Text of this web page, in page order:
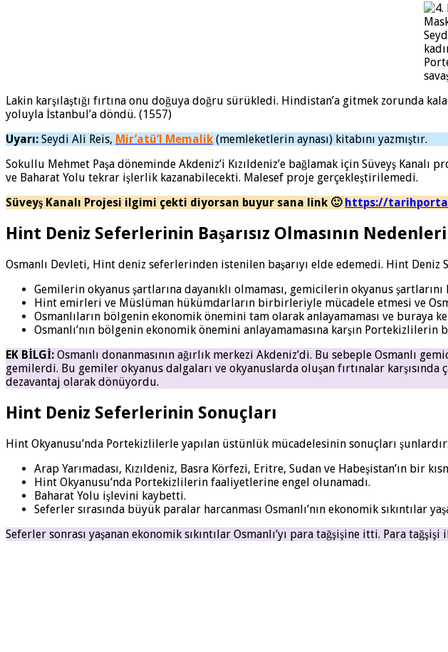
Lakin karşılaştığı fırtına onu doğuya doğru sürükledi. Hindistan’a gitmek zorunda
yoluyla İstanbul’a döndü. (1557)
Uyarı: Seydi Ali Reis, Mir’atü’l Memalik (memleketlerin aynası) kitabını yazmıştır.
Sokullu Mehmet Paşa döneminde Akdeniz’i Kızıldeniz’e bağlamak için Süveyş Kanalı
ve Baharat Yolu tekrar işlerlik kazanabilecekti. Malesef proje gerçekleştirilemedi.
Süveyş Kanalı Projesi ilgimi çekti diyorsan buyur sana link 🙂 https://
Hint Deniz Seferlerinin Başarısız Olmasının Nedenleri
Osmanlı Devleti, Hint deniz seferlerinden istenilen başarıyı elde edemedi. Hint Deniz
Gemilerin okyanus şartlarına dayanıklı olmaması, gemicilerin okyanus
Hint emirleri ve Müslüman hükümdarların birbirleriyle mücadele etmesi ve
Osmanlıların bölgenin ekonomik önemini tam olarak anlayamaması ve
Osmanlı’nın bölgenin ekonomik önemini anlayamamasına karşın
EK BİLGİ: Osmanlı donanmasının ağırlık merkezi Akdeniz’di. Bu sebeple Osmanlı
gemilerdi. Bu gemiler okyanus dalgaları ve okyanuslarda oluşan fırtınalar
dezavantaj olarak dönüyordu.
Hint Deniz Seferlerinin Sonuçları
Hint Okyanusu’nda Portekizlilerle yapılan üstünlük mücadelesinin sonuçları şunlardır:
Arap Yarımadası, Kızıldeniz, Basra Körfezi, Eritre, Sudan ve Habeşistan’ın bir
Hint Okyanusu’nda Portekizlilerin faaliyetlerine engel olunamadı.
Baharat Yolu işlevini kaybetti.
Seferler sırasında büyük paralar harcanması Osmanlı’nın ekonomik sıkıntılar
Seferler sonrası yaşanan ekonomik sıkıntılar Osmanlı’yı para tağşişine itti. Para